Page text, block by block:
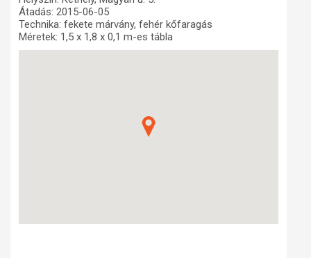
Műhelymunkák
Átadás: 2015-06-05
Technika: fekete márvány, fehér kőfaragás
Méretek: 1,5 x 1,8 x 0,1 m-es tábla